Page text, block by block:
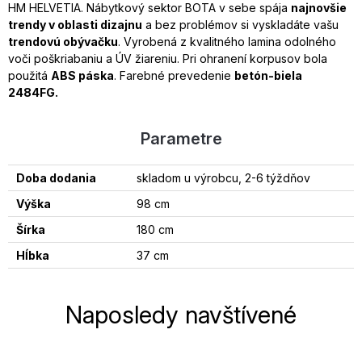
HM HELVETIA. Nábytkový sektor BOTA v sebe spája najnovšie
trendy v oblasti dizajnu a bez problémov si vyskladáte vašu
trendovú obývačku. Vyrobená z kvalitného lamina odolného
voči poškriabaniu a ÚV žiareniu. Pri ohranení korpusov bola
použitá ABS páska. Farebné prevedenie betón-biela
2484FG.
Parametre
Doba dodania
skladom u výrobcu, 2-6 týždňov
Výška
98 cm
Šírka
180 cm
Hĺbka
37 cm
Naposledy navštívené